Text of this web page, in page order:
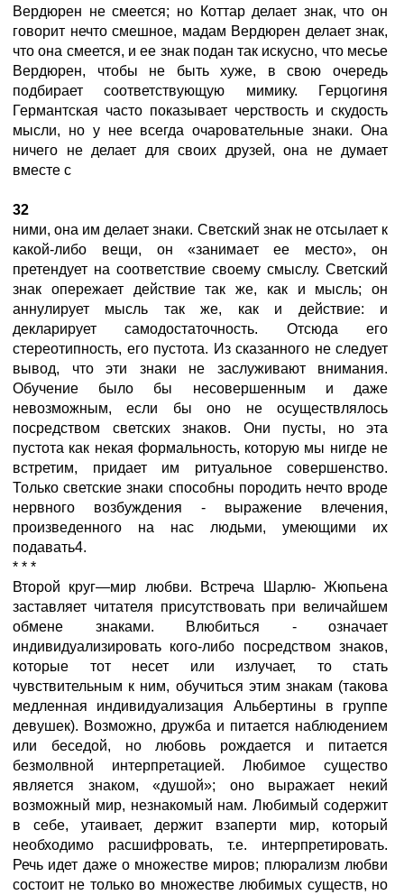
Вердюрен не смеется; но Коттар делает знак, что он
говорит нечто смешное, мадам Вердюрен делает знак,
что она смеется, и ее знак подан так искусно, что месье
Вердюрен, чтобы не быть хуже, в свою очередь
подбирает соответствующую мимику. Герцогиня
Германтская часто показывает черствость и скудость
мысли, но у нее всегда очаровательные знаки. Она
ничего не делает для своих друзей, она не думает
вместе с
32
ними, она им делает знаки. Светский знак не отсылает к
какой-либо вещи, он «занимает ее место», он
претендует на соответствие своему смыслу. Светский
знак опережает действие так же, как и мысль; он
аннулирует мысль так же, как и действие: и
декларирует самодостаточность. Отсюда его
стереотипность, его пустота. Из сказанного не следует
вывод, что эти знаки не заслуживают внимания.
Обучение было бы несовершенным и даже
невозможным, если бы оно не осуществлялось
посредством светских знаков. Они пусты, но эта
пустота как некая формальность, которую мы нигде не
встретим, придает им ритуальное совершенство.
Только светские знаки способны породить нечто вроде
нервного возбуждения - выражение влечения,
произведенного на нас людьми, умеющими их
подавать4.
* * *
Второй круг—мир любви. Встреча Шарлю- Жюпьена
заставляет читателя присутствовать при величайшем
обмене знаками. Влюбиться - означает
индивидуализировать кого-либо посредством знаков,
которые тот несет или излучает, то стать
чувствительным к ним, обучиться этим знакам (такова
медленная индивидуализация Альбертины в группе
девушек). Возможно, дружба и питается наблюдением
или беседой, но любовь рождается и питается
безмолвной интерпретацией. Любимое существо
является знаком, «душой»; оно выражает некий
возможный мир, незнакомый нам. Любимый содержит
в себе, утаивает, держит взаперти мир, который
необходимо расшифровать, т.е. интерпретировать.
Речь идет даже о множестве миров; плюрализм любви
состоит не только во множестве любимых существ, но